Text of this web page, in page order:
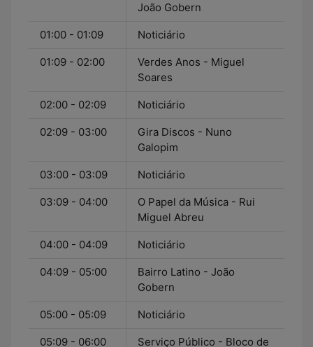
João Gobern
01:00 - 01:09 Noticiário
01:09 - 02:00
Verdes Anos - Miguel
Soares
02:00 - 02:09 Noticiário
02:09 - 03:00
Gira Discos - Nuno
Galopim
03:00 - 03:09 Noticiário
03:09 - 04:00
O Papel da Música - Rui
Miguel Abreu
04:00 - 04:09 Noticiário
04:09 - 05:00
Bairro Latino - João
Gobern
05:00 - 05:09 Noticiário
05:09 - 06:00 Serviço Público - Bloco de